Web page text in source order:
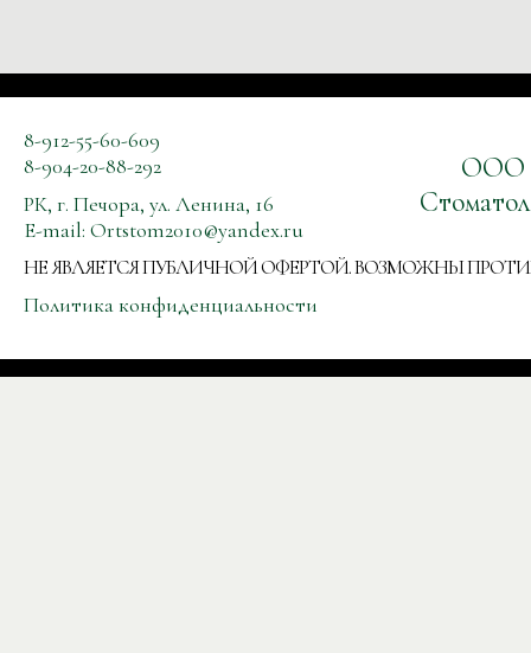
8-912-55-60-609
8-904-20-88-292
РК, г. Печора, ул. Ленина, 16
E-mail: Ortstom2010@yandex.ru
ООО
НЕ ЯВЛЯЕТСЯ ПУБЛИЧНОЙ ОФЕРТОЙ. ВОЗМОЖНЫ
Политика конфиденциальности